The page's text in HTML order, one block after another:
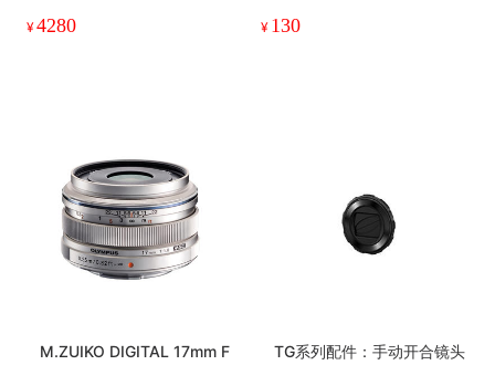
¥4280 ¥ 130
M.ZUIKO DIGITAL 17mm F
TG系列配件：手动开合镜头